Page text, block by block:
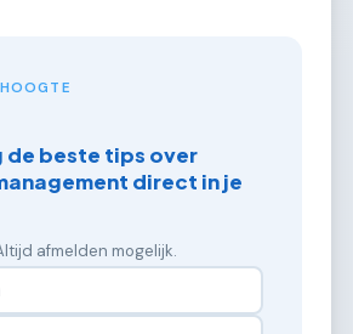
de beste tips over
direct in je
afmelden mogelijk.